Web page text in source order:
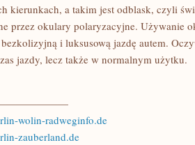
kierunkach, a takim jest odblask, czyli
przez okulary polaryzacyjne. Używanie
i luksusową jazdę autem.
jazdy, lecz także w normalnym użytku.
wolin-radweginfo.de
zauberland.de